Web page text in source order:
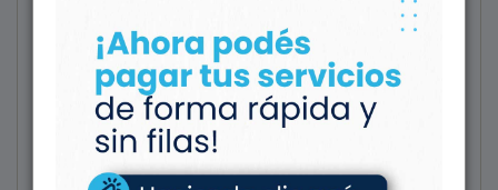
Jornada de vacunación en la
Sede Centro Sur